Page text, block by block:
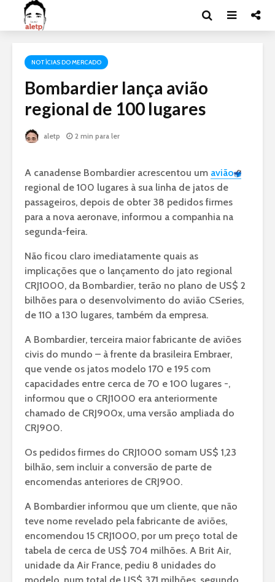
NOTÍCIAS DO MERCADO
Bombardier lança avião
regional de 100 lugares
aletp 2 min para ler
A canadense Bombardier acrescentou um avião
regional de 100 lugares à sua linha de jatos de
passageiros, depois de obter 38 pedidos firmes
para a nova aeronave, informou a companhia na
segunda-feira.
Não ficou claro imediatamente quais as
implicações que o lançamento do jato regional
CRJ1000, da Bombardier, terão no plano de US$ 2
bilhões para o desenvolvimento do avião CSeries,
de 110 a 130 lugares, também da empresa.
A Bombardier, terceira maior fabricante de aviões
civis do mundo – à frente da brasileira Embraer,
que vende os jatos modelo 170 e 195 com
capacidades entre cerca de 70 e 100 lugares -,
informou que o CRJ1000 era anteriormente
chamado de CRJ900x, uma versão ampliada do
CRJ900.
Os pedidos firmes do CRJ1000 somam US$ 1,23
bilhão, sem incluir a conversão de parte de
encomendas anteriores de CRJ900.
A Bombardier informou que um cliente, que não
teve nome revelado pela fabricante de aviões,
encomendou 15 CRJ1000, por um preço total de
tabela de cerca de US$ 704 milhões. A Brit Air,
unidade da Air France, pediu 8 unidades do